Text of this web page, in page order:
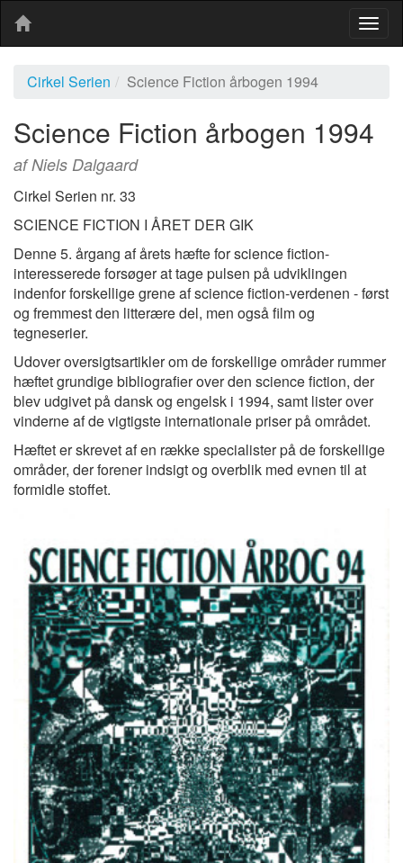
Cirkel Serien
Science Fiction årbogen 1994
Science Fiction årbogen 1994
af Niels Dalgaard
Cirkel Serien nr. 33
SCIENCE FICTION I ÅRET DER GIK
Denne 5. årgang af årets hæfte for science fiction-
interesserede forsøger at tage pulsen på udviklingen
indenfor forskellige grene af science fiction-verdenen - først
og fremmest den litterære del, men også film og
tegneserier.
Udover oversigtsartikler om de forskellige områder rummer
hæftet grundige bibliografier over den science fiction, der
blev udgivet på dansk og engelsk i 1994, samt lister over
vinderne af de vigtigste internationale priser på området.
Hæftet er skrevet af en række specialister på de forskellige
områder, der forener indsigt og overblik med evnen til at
formidle stoffet.